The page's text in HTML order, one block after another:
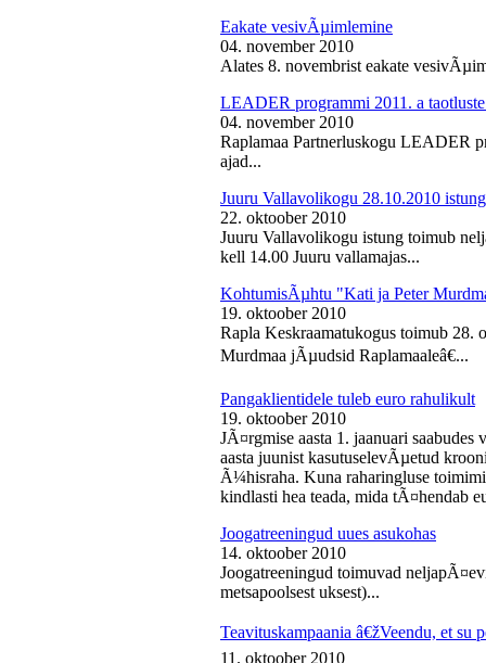
Eakate vesivÃµimlemine
04. november 2010
Alates 8. novembrist eakate
LEADER programmi 2011. a
04. november 2010
Raplamaa Partnerluskogu LEADER
ajad...
Juuru Vallavolikogu 28.10.2010 istung
22. oktoober 2010
Juuru Vallavolikogu istung toimub
kell 14.00 Juuru vallamajas...
KohtumisÃµhtu "Kati ja Peter
19. oktoober 2010
Rapla Keskraamatukogus toimub
Murdmaa jÃµudsid Raplamaaleâ€...
Pangaklientidele tuleb euro rahulikult
19. oktoober 2010
JÃ¤rgmise aasta 1. jaanuari
aasta juunist kasutuselevÃµetud
Ã¼hisraha. Kuna raharingluse
kindlasti hea teada, mida tÃ¤hendab
Joogatreeningud uues asukohas
14. oktoober 2010
Joogatreeningud toimuvad
metsapoolsest uksest)...
Teavituskampaania â€žVeendu, et su
11. oktoober 2010